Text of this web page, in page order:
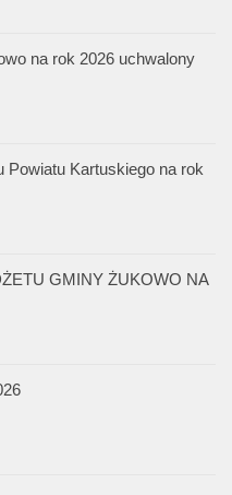
na rok 2026 uchwalony
Powiatu Kartuskiego na rok
GMINY ŻUKOWO NA